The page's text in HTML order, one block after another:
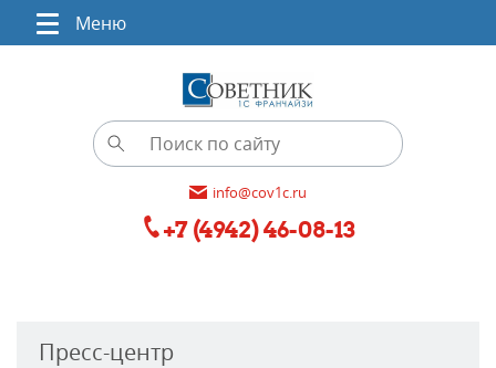
Меню
info@cov1c.ru
+7 (4942) 46-08-13
Пресс-центр